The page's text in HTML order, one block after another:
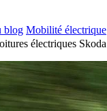
blog Mobilité électrique
électriques Skoda